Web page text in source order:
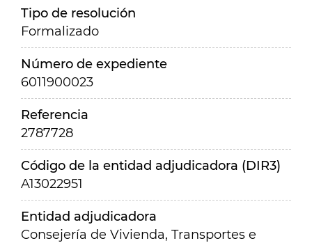
Tipo de resolución
Formalizado
Número de expediente
6011900023
Referencia
2787728
Código de la entidad adjudicadora (DIR3)
A13022951
Entidad adjudicadora
Consejería de Vivienda, Transportes e